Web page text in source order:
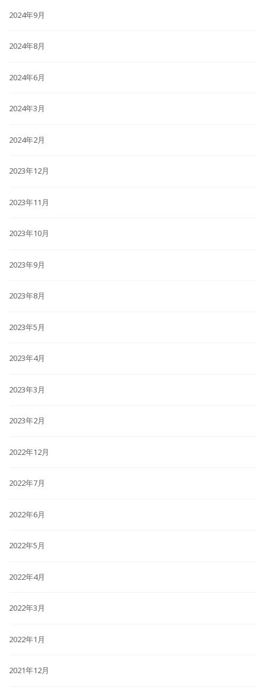
2024年9月
2024年8月
2024年6月
2024年3月
2024年2月
2023年12月
2023年11月
2023年10月
2023年9月
2023年8月
2023年5月
2023年4月
2023年3月
2023年2月
2022年12月
2022年7月
2022年6月
2022年5月
2022年4月
2022年3月
2022年1月
2021年12月